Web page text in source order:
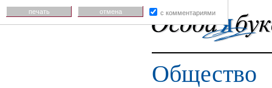
Общество
печать отмена с комментариями